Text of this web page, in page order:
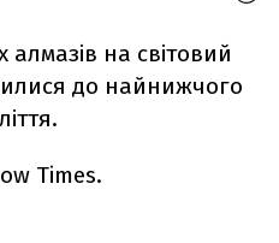
алмазів на світовий
до найнижчого
Times.